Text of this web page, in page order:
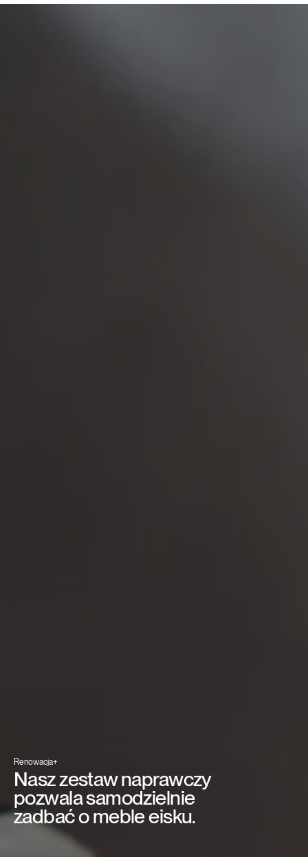
Renowacja+
Nasz zestaw naprawczy
pozwala samodzielnie
zadbać o meble eisku.